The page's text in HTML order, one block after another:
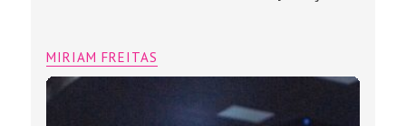
MIRIAM FREITAS